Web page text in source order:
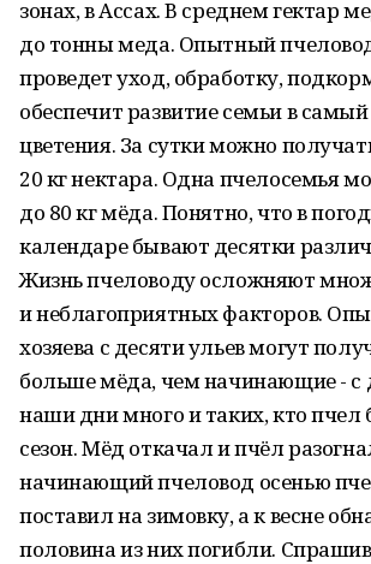
зонах, в Ассах. В среднем гектар
до тонны меда. Опытный
проведет уход, обработку,
обеспечит развитие семьи в самый
цветения. За сутки можно
20 кг нектара. Одна пчелосемья
до 80 кг мёда. Понятно, что в
календаре бывают десятки
Жизнь пчеловоду осложняют
и неблагоприятных факторов.
хозяева с десяти ульев могут
больше мёда, чем начинающие - с
наши дни много и таких, кто пчел
сезон. Мёд откачал и пчёл
начинающий пчеловод осенью
поставил на зимовку, а к весне
половина из них погибли.